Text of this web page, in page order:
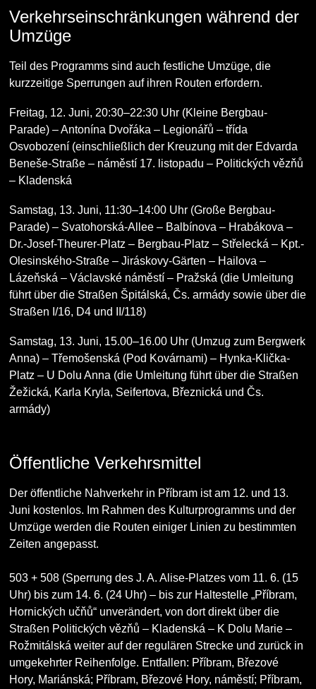
Verkehrseinschränkungen während der
Umzüge
Teil des Programms sind auch festliche Umzüge, die
kurzzeitige Sperrungen auf ihren Routen erfordern.
Freitag, 12. Juni, 20:30–22:30 Uhr (Kleine Bergbau-
Parade) – Antonína Dvořáka – Legionářů – třída
Osvobození (einschließlich der Kreuzung mit der Edvarda
Beneše-Straße – náměstí 17. listopadu – Politických vězňů
– Kladenská
Samstag, 13. Juni, 11:30–14:00 Uhr (Große Bergbau-
Parade) – Svatohorská-Allee – Balbínova – Hrabákova –
Dr.-Josef-Theurer-Platz – Bergbau-Platz – Střelecká – Kpt.-
Olesinského-Straße – Jiráskovy-Gärten – Hailova –
Lázeňská – Václavské náměstí – Pražská (die Umleitung
führt über die Straßen Špitálská, Čs. armády sowie über die
Straßen I/16, D4 und II/118)
Samstag, 13. Juni, 15.00–16.00 Uhr (Umzug zum Bergwerk
Anna) – Třemošenská (Pod Kovárnami) – Hynka-Klička-
Platz – U Dolu Anna (die Umleitung führt über die Straßen
Žežická, Karla Kryla, Seifertova, Březnická und Čs.
armády)
Öffentliche Verkehrsmittel
Der öffentliche Nahverkehr in Příbram ist am 12. und 13.
Juni kostenlos. Im Rahmen des Kulturprogramms und der
Umzüge werden die Routen einiger Linien zu bestimmten
Zeiten angepasst.
503 + 508 (Sperrung des J. A. Alise-Platzes vom 11. 6. (15
Uhr) bis zum 14. 6. (24 Uhr) – bis zur Haltestelle „Příbram,
Hornických učňů“ unverändert, von dort direkt über die
Straßen Politických vězňů – Kladenská – K Dolu Marie –
Rožmitálská weiter auf der regulären Strecke und zurück in
umgekehrter Reihenfolge. Entfallen: Příbram, Březové
Hory, Mariánská; Příbram, Březové Hory, náměstí; Příbram,